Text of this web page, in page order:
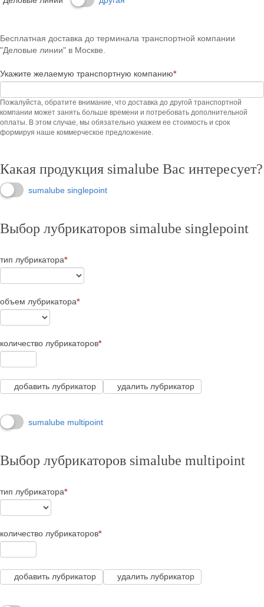
Бесплатная доставка до терминала транспортной компании
"Деловые линии" в Москве.
Укажите желаемую транспортную компанию*
Пожалуйста, обратите внимание, что доставка до другой транспортной
компании может занять больше времени и потребовать дополнительной
оплаты. В этом случае, мы обязательно укажем ее стоимость и срок
формируя наше коммерческое предложение.
Какая продукция simalube Вас интересует?
sumalube singlepoint
Выбор лубрикаторов simalube singlepoint
тип лубрикатора*
объем лубрикатора*
количество лубрикаторов*
добавить лубрикатор удалить лубрикатор
sumalube multipoint
Выбор лубрикаторов simalube multipoint
тип лубрикатора*
количество лубрикаторов*
добавить лубрикатор удалить лубрикатор